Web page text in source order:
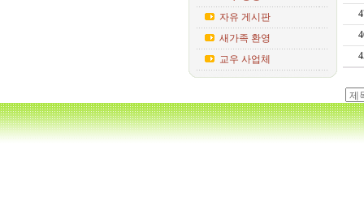
자유 게시판
새가족 환영
교우 사업체